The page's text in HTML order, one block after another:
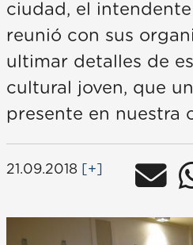
ciudad, el
reunió con sus
ultimar detalles de
cultural joven, que
presente en nuestra
21.09.2018 [+]